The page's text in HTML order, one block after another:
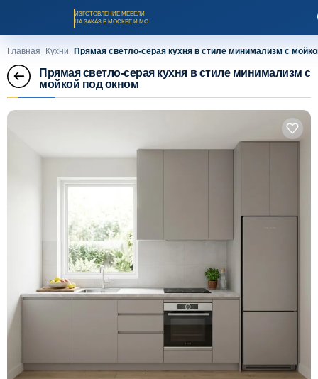
ИЗГОТОВЛЕНИЕ МЕБЕЛИ
НА ЗАКАЗ В МОСКВЕ И МО
Каталог мебели на заказ
О компании
Оплата и доставка
Рассрочка и кредит
Главная Кухни Прямая светло-серая кухня в стиле минимализм с
Прямая светло-серая кухня в стиле минимализм с
мойкой под окном